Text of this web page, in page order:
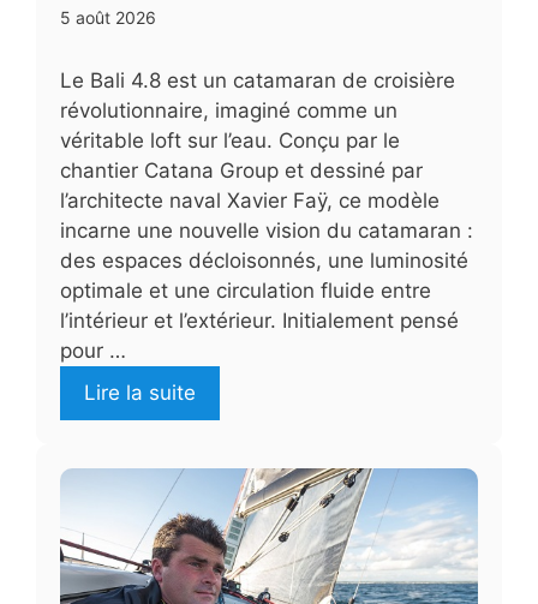
5 août 2026
Le Bali 4.8 est un catamaran de croisière
révolutionnaire, imaginé comme un
véritable loft sur l’eau. Conçu par le
chantier Catana Group et dessiné par
l’architecte naval Xavier Faÿ, ce modèle
incarne une nouvelle vision du catamaran :
des espaces décloisonnés, une luminosité
optimale et une circulation fluide entre
l’intérieur et l’extérieur. Initialement pensé
pour …
Lire la suite